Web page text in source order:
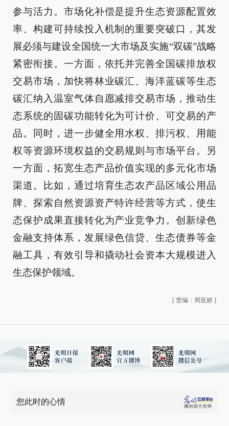
参与活力。市场化补偿是提升生态资源配置效
率、构建可持续投入机制的重要突破口，其发
展必须与建设全国统一大市场及实施“双碳”战略
紧密衔接。一方面，依托并完善全国碳排放权
交易市场，加快将林业碳汇、海洋蓝碳等生态
碳汇纳入温室气体自愿减排交易市场，推动生
态系统的固碳功能转化为可计价、可交易的产
品。同时，进一步健全用水权、排污权、用能
权等资源环境权益的交易规则与市场平台。另
一方面，拓宽生态产品价值实现的多元化市场
渠道。比如，通过培育生态农产品区域公用品
牌、探索自然资源资产特许经营等方式，使生
态保护成果直接转化为产业竞争力。创新绿色
金融支持体系，发展绿色信贷、生态债券等金
融工具，有效引导和撬动社会资本大规模进入
生态保护领域。
[ 责编：周亚娇 ]
您此时的心情